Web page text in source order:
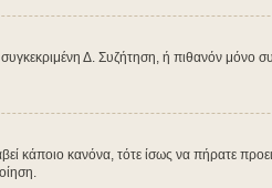
Δ. Συζήτηση, ή πιθανόν μόνο
κάποιο κανόνα, τότε ίσως να πήρατε